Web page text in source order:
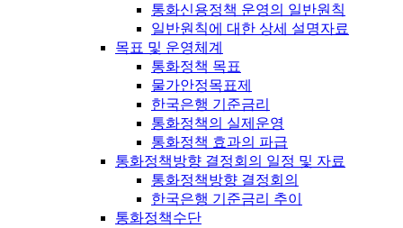
통화신용정책 운영의 일반원칙
일반원칙에 대한 상세 설명자료
목표 및 운영체계
통화정책 목표
물가안정목표제
한국은행 기준금리
통화정책의 실제운영
통화정책 효과의 파급
통화정책방향 결정회의 일정 및 자료
통화정책방향 결정회의
한국은행 기준금리 추이
통화정책수단